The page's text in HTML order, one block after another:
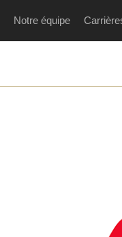
Notre équipe